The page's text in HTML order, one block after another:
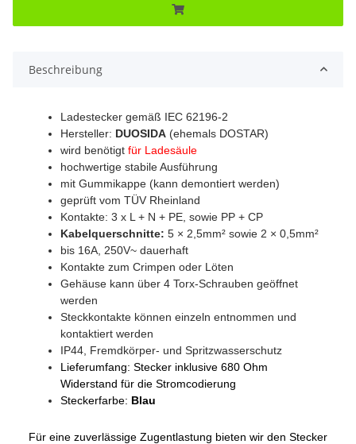
Beschreibung
Ladestecker gemäß IEC 62196-2
Hersteller: DUOSIDA (ehemals DOSTAR)
wird benötigt für Ladesäule
hochwertige stabile Ausführung
mit Gummikappe (kann demontiert werden)
geprüft vom TÜV Rheinland
Kontakte: 3 x L + N + PE, sowie PP + CP
Kabelquerschnitte: 5 × 2,5mm² sowie 2 × 0,5mm²
bis 16A, 250V~ dauerhaft
Kontakte zum Crimpen oder Löten
Gehäuse kann über 4 Torx-Schrauben geöffnet
werden
Steckkontakte können einzeln entnommen und
kontaktiert werden
IP44, Fremdkörper- und Spritzwasserschutz
Lieferumfang: Stecker inklusive 680 Ohm
Widerstand für die Stromcodierung
Steckerfarbe: Blau
Für eine zuverlässige Zugentlastung bieten wir den Stecker